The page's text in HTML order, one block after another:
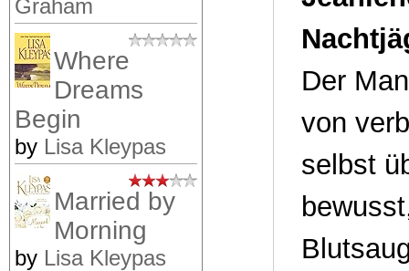
Graham
Where
Dreams
Begin
by Lisa Kleypas
Married by
Morning
by Lisa Kleypas
Der
von
selbst